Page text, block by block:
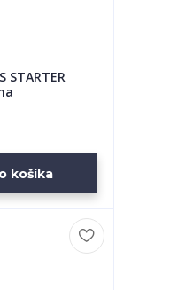
STARTER
košíka